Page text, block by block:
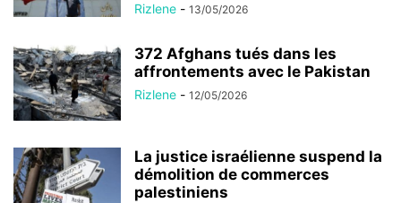
Rizlene - 13/05/2026
372 Afghans tués dans les
affrontements avec le Pakistan
Rizlene - 12/05/2026
La justice israélienne suspend la
démolition de commerces
palestiniens